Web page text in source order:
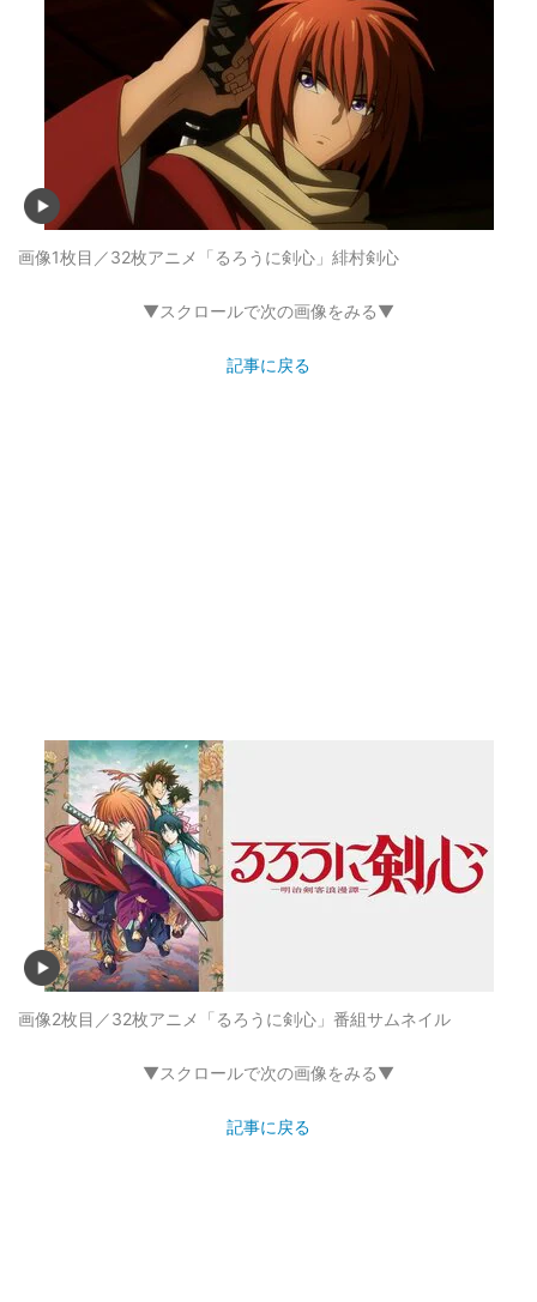
画像1枚目／32枚アニメ「るろうに剣心」緋村剣心
▼スクロールで次の画像をみる▼
記事に戻る
画像2枚目／32枚アニメ「るろうに剣心」番組サムネイル
▼スクロールで次の画像をみる▼
記事に戻る